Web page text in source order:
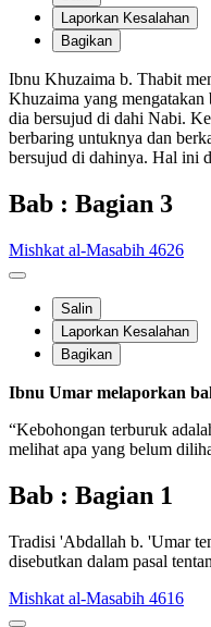
Laporkan Kesalahan
Bagikan
Ibnu Khuzaima b. Thabit
Khuzaima yang
dia bersujud di dahi Nabi.
berbaring untuknya dan
bersujud di dahinya. Hal ini
Bab : Bagian 3
Mishkat al-Masabih 4626
Salin
Laporkan Kesalahan
Bagikan
Ibnu Umar melaporkan
“Kebohongan terburuk
melihat apa yang belum
Bab : Bagian 1
Tradisi 'Abdallah b. 'Umar
disebutkan dalam pasal
Mishkat al-Masabih 4616